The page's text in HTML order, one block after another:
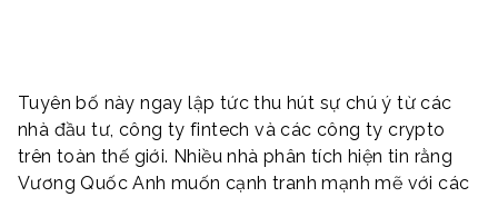
Tuyên bố này ngay lập tức thu hút sự chú ý từ các
nhà đầu tư, công ty fintech và các công ty crypto
trên toàn thế giới. Nhiều nhà phân tích hiện tin rằng
Vương Quốc Anh muốn cạnh tranh mạnh mẽ với các